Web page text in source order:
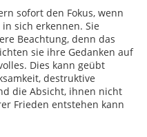
sofort den Fokus, wenn
sich erkennen. Sie
Beachtung, denn das
sie ihre Gedanken auf
Dies kann geübt
destruktive
die Absicht, ihnen nicht
Frieden entstehen kann